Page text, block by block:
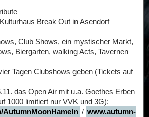
Break Out in Asendorf
Club Shows, ein mystischer Markt,
Biergarten, walking Acts, Tavernen
Tagen Clubshows geben (Tickets auf
das Open Air mit u.a. Goethes Erben
1000 limitiert nur VVK und 3G):
AutumnMoonHameln / www.autumn-